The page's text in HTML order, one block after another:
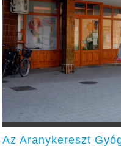
Az Aranykereszt